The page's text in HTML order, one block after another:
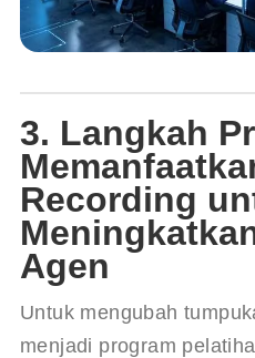
3. Langkah
Recording
Agen
Untuk mengubah
menjadi program